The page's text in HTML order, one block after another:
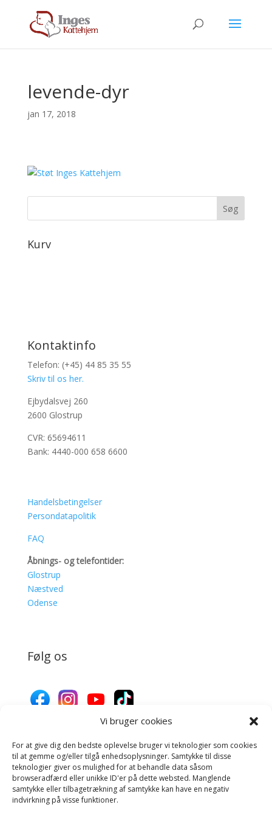
Vi bruger cookies
For at give dig den bedste oplevelse bruger vi teknologier som cookies
til at gemme og/eller tilgå enhedsoplysninger. Samtykke til disse
teknologier giver os mulighed for at behandle data såsom
browseradfærd eller unikke ID'er på dette websted. Manglende
samtykke eller tilbagetrækning af samtykke kan have en negativ
indvirkning på visse funktioner.
levende-dyr
jan 17, 2018
Kurv
Kontaktinfo
Telefon: (+45) 44 85 35 55
Skriv til os her.
Ejbydalsvej 260
2600 Glostrup
CVR: 65694611
Bank: 4440-000 658 6600
Handelsbetingelser
Persondatapolitik
FAQ
Åbnings- og telefontider:
Glostrup
Næstved
Odense
Følg os
Donér til Inges Kattehjem
Donér